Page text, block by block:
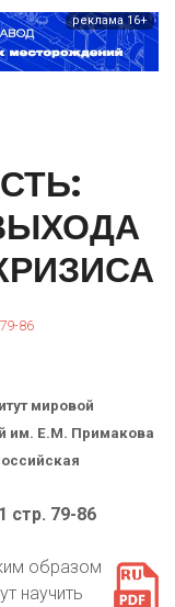
реклама 16+
86
мировой
им. Е.М. Примакова
стр. 79-86
образом
научить